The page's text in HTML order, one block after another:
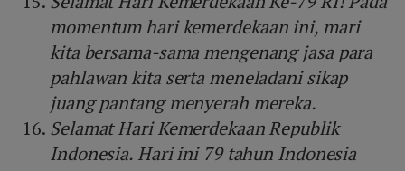
momentum hari kemerdekaan ini, mari
kita bersama-sama mengenang jasa para
pahlawan kita serta meneladani sikap
juang pantang menyerah mereka.
Selamat Hari Kemerdekaan Republik
Indonesia. Hari ini 79 tahun Indonesia